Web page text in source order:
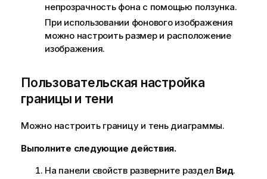
непрозрачность фона с помощью ползунка.
При использовании фонового изображения
можно настроить размер и расположение
изображения.
Пользовательская настройка
границы и тени
Можно настроить границу и тень диаграммы.
Выполните следующие действия.
На панели свойств разверните раздел Вид.